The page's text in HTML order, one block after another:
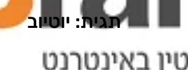
תגית: יוטיוב